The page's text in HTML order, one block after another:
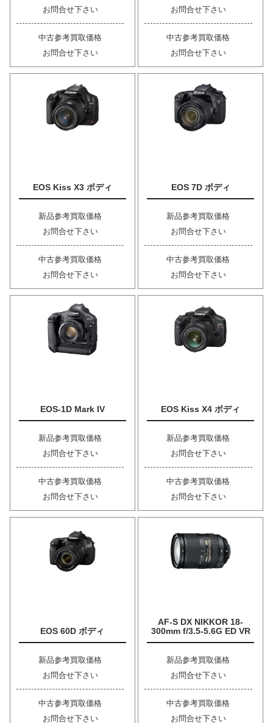
お問合せ下さい
中古参考買取価格
お問合せ下さい
お問合せ下さい
中古参考買取価格
お問合せ下さい
EOS Kiss X3 ボディ
新品参考買取価格
お問合せ下さい
中古参考買取価格
お問合せ下さい
EOS 7D ボディ
新品参考買取価格
お問合せ下さい
中古参考買取価格
お問合せ下さい
EOS-1D Mark IV
新品参考買取価格
お問合せ下さい
中古参考買取価格
お問合せ下さい
EOS Kiss X4 ボディ
新品参考買取価格
お問合せ下さい
中古参考買取価格
お問合せ下さい
EOS 60D ボディ
新品参考買取価格
お問合せ下さい
中古参考買取価格
お問合せ下さい
AF-S DX NIKKOR 18-
300mm f/3.5-5.6G ED VR
新品参考買取価格
お問合せ下さい
中古参考買取価格
お問合せ下さい